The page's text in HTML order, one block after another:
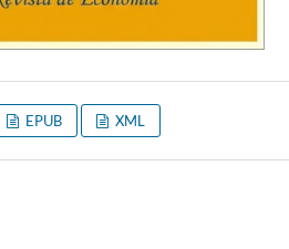
EPUB XML